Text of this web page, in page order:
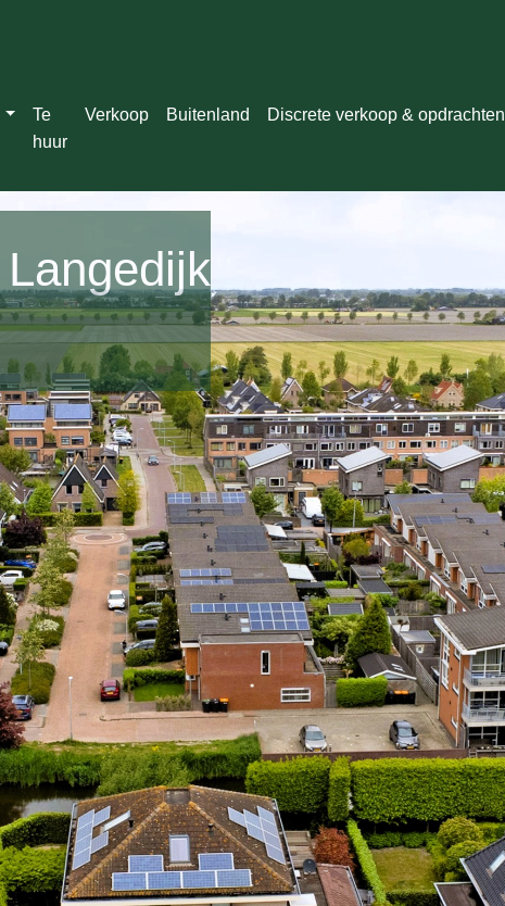
Te
huur
Verkoop Buitenland Discrete verkoop & opdrachten